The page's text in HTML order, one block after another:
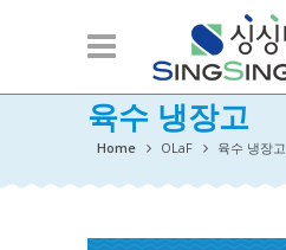
육수 냉장고
Home OLaF 육수 냉장고